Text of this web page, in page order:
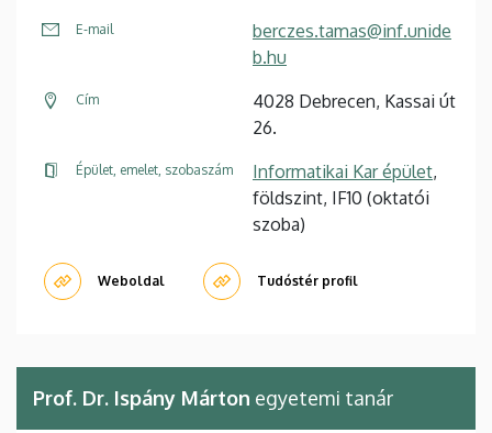
E-mail
berczes.tamas@inf.unide
b.hu
Cím
4028 Debrecen, Kassai út
26.
Épület, emelet, szobaszám Informatikai Kar épület,
földszint, IF10 (oktatói
szoba)
Weboldal Tudóstér profil
Prof. Dr. Ispány Márton egyetemi tanár